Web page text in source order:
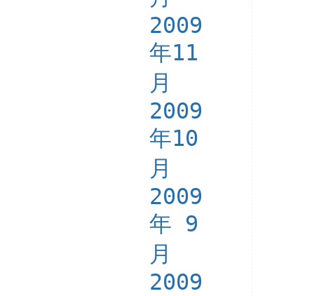
2009
年11
月
2009
年10
月
2009
年 9
月
2009